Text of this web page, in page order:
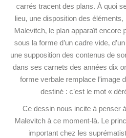
carrés tracent des plans. À quoi
lieu, une disposition des
Malevitch, le plan apparaît encore
sous la forme d’un cadre vide,
une supposition des contenus de
dans ses carnets des années dix
forme verbale remplace l’image
destiné : c’est le mot «
Ce dessin nous incite à penser
Malevitch à ce moment-là. Le
important chez les